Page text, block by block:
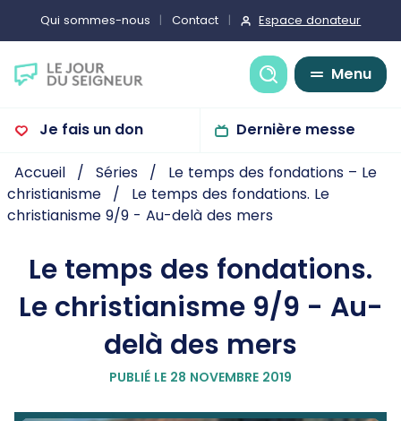
Qui sommes-nous Contact Espace donateur
Recherche
Menu
Je fais un don Dernière messe
Accueil Séries
Le temps des fondations – Le
christianisme
Le temps des fondations. Le
christianisme 9/9 - Au-delà des mers
Le temps des fondations.
Le christianisme 9/9 - Au-
delà des mers
PUBLIÉ LE 28 NOVEMBRE 2019